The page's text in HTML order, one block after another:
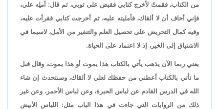
من الكتاب، فقمتُ لأخرج كتابي فقبض على ثوبي، ثم قال: أملِه علي،
فإني أخاف أن لا ألقاك، فأمليته عليه، ثم أخرجت كتابي فقرأت عليه،
وفيه كمال التحريض على تحصيل العلم والتنفير من الأمل، لاسيما في
الاشتياق إلى الخير، إذ لا اعتماد على الحياة.
يعني ربما الآن يذهب يأتي بالكتاب هذا يموت أو هذا يموت، وقال قبل
ما تأتي بالكتاب أعطني من حفظك لعلي لا ألقاك، وسنتحدث إن شاء
الله في الدرس القادم عن لباس الحبرة، وعن لباس الأحمر، وعن غير
ذلك من الروايات التي جاءت في هذا الباب مثل: اللباس الأبيض